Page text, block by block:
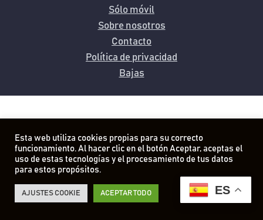
Sólo móvil
Sobre nosotros
Contacto
Política de privacidad
Bajas
Esta web utiliza cookies propias para su correcto
funcionamiento. Al hacer clic en el botón Aceptar, aceptas el
uso de estas tecnologías y el procesamiento de tus datos
para estos propósitos.
AJUSTES COOKIE ACEPTAR TODO ES